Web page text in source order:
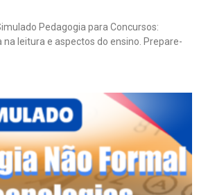
Pedagogia para Concursos:
leitura e aspectos do ensino. Prepare-